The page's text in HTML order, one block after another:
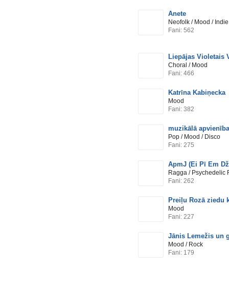
Anete
Neofolk / Mood / Indie
Fani: 562
Liepājas Violetais
Choral / Mood
Fani: 466
Katrīna Kabiņecka
Mood
Fani: 382
muzikālā
Pop / Mood / Disco
Fani: 275
ApmJ (Ei Pī Em
Ragga / Psychedelic
Fani: 262
Preiļu Rozā ziedu
Mood
Fani: 227
Jānis Lemežis un
Mood / Rock
Fani: 179